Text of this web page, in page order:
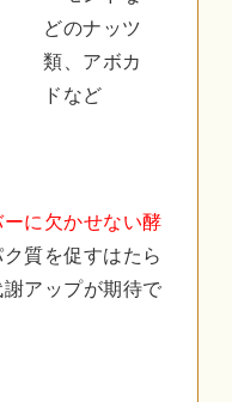
どのナッツ
類、アボカ
ドなど
に欠かせない酵
質を促すはたら
アップが期待で